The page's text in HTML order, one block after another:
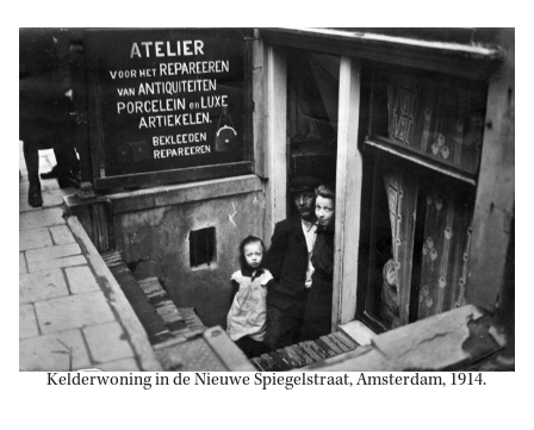
Kelderwoning in de Nieuwe Spiegelstraat, Amsterdam, 1914.